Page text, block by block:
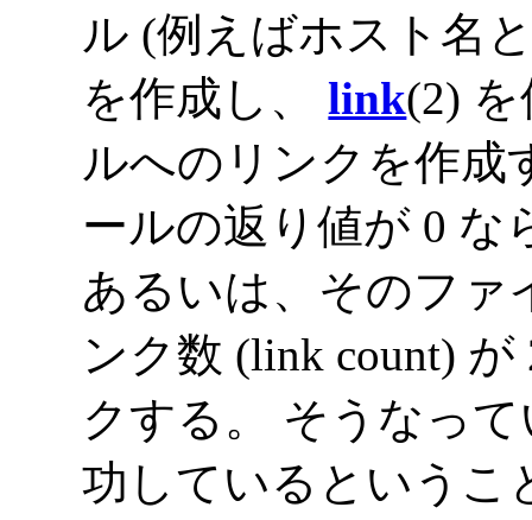
ル (例えばホスト名
を作成し、link(2)
ルへのリンクを作
ールの返り値が 0 な
あるいは、そのファ
ンク数 (link count)
クする。 そうなっ
功しているというこ